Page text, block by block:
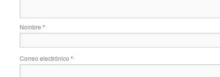
Nombre *
Correo electrónico *